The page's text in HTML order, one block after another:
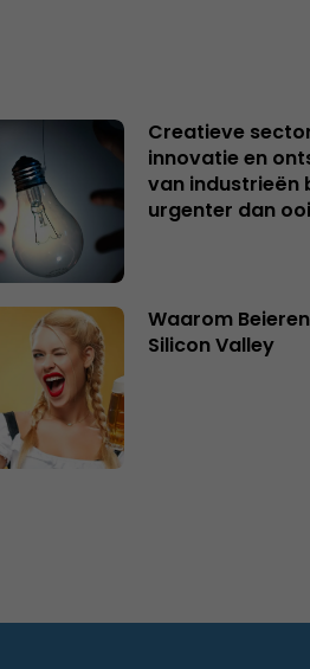
Creatieve
innovatie en
van industrieën
urgenter dan
Waarom
Silicon Valley